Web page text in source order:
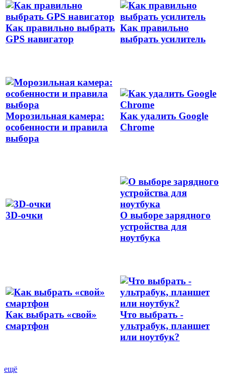
Как правильно выбрать
GPS навигатор
Как правильно
выбрать усилитель
Морозильная камера:
особенности и правила
выбора
Как удалить Google
Chrome
3D-очки
О выборе зарядного
устройства для
ноутбука
Как выбрать «свой»
смартфон
Что выбрать -
ультрабук, планшет
или ноутбук?
ещё